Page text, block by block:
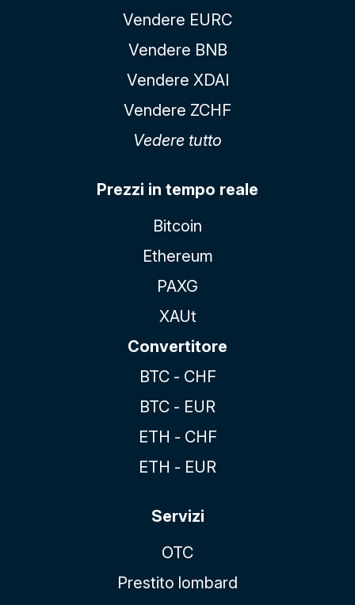
Vendere EURC
Vendere BNB
Vendere XDAI
Vendere ZCHF
Vedere tutto
Prezzi in tempo reale
Bitcoin
Ethereum
PAXG
XAUt
Convertitore
BTC - CHF
BTC - EUR
ETH - CHF
ETH - EUR
Servizi
OTC
Prestito lombard